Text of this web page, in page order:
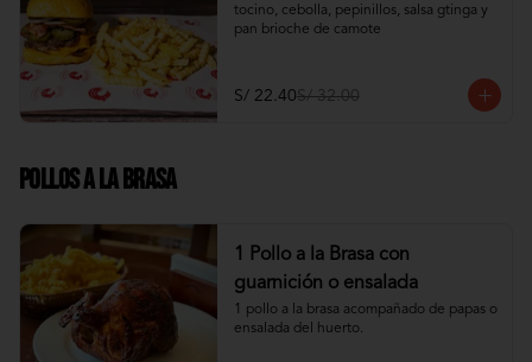
tocino, cebolla, pepinillos, salsa gtinga y
pan brioche de camote
S/ 22.40S/ 32.00
Pollos a la Brasa
1 Pollo a la Brasa con
guarnición o ensalada
1 pollo a la brasa acompañado de papas o
ensalada del huerto.